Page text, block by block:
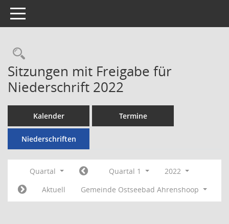
Toggle navigation
Rechercheauswahl
Sitzungen mit Freigabe für
Niederschrift 2022
Kalender Termine
Niederschriften
Quartal Quartal 1
2022
Aktuell
Gemeinde Ostseebad Ahrenshoop